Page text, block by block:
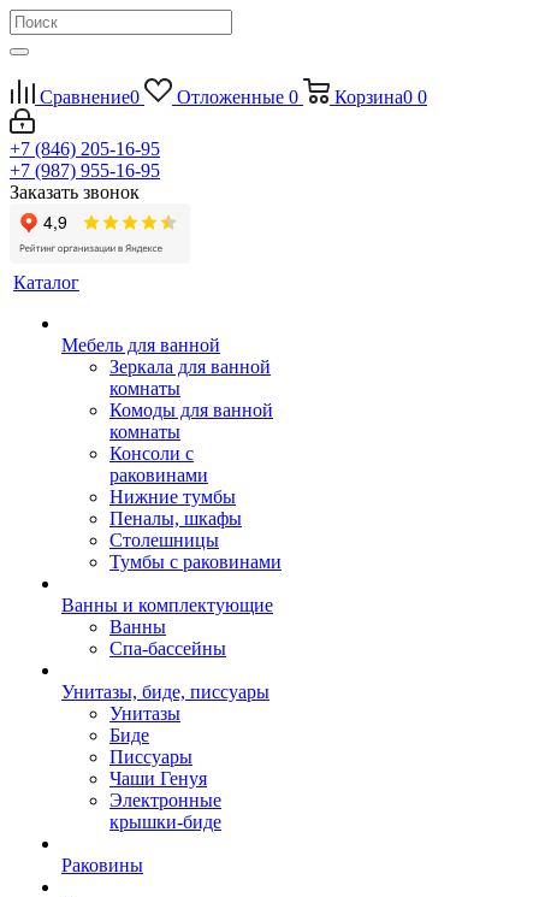
Сравнение0 Отложенные 0 Корзина0 0
+7 (846) 205-16-95
+7 (987) 955-16-95
Заказать звонок
Каталог
Мебель для ванной
Зеркала для ванной
комнаты
Комоды для ванной
комнаты
Консоли с
раковинами
Нижние тумбы
Пеналы, шкафы
Столешницы
Тумбы с раковинами
Ванны и комплектующие
Ванны
Спа-бассейны
Унитазы, биде, писсуары
Унитазы
Биде
Писсуары
Чаши Генуя
Электронные
крышки-биде
Раковины